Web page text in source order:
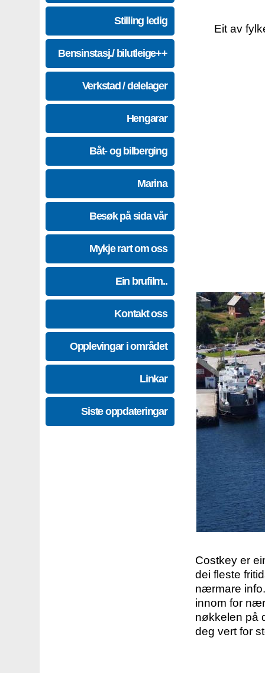
Stilling ledig
Bensinstasj./ bilutleige++
Verkstad / delelager
Hengarar
Båt- og bilberging
Marina
Besøk på sida vår
Mykje rart om oss
Ein brufilm..
Kontakt oss
Opplevingar i området
Linkar
Siste oppdateringar
Eit av
Costkey er
dei fleste
nærmare
innom for
nøkkelen på
deg vert for